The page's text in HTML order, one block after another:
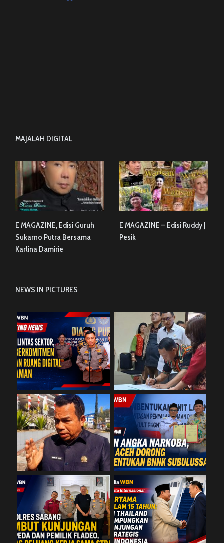
MAJALAH DIGITAL
E MAGAZINE, Edisi Guruh
Sukarno Putra Bersama
Karlina Damirie
E MAGAZINE – Edisi Ruddy J
Pesik
NEWS IN PICTURES